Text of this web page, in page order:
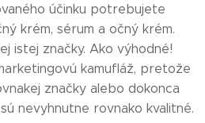
účinku potrebujete
krém, sérum a očný krém.
istej značky. Ako výhodné!
kamufláž, pretože
značky alebo dokonca
nevyhnutne rovnako kvalitné.